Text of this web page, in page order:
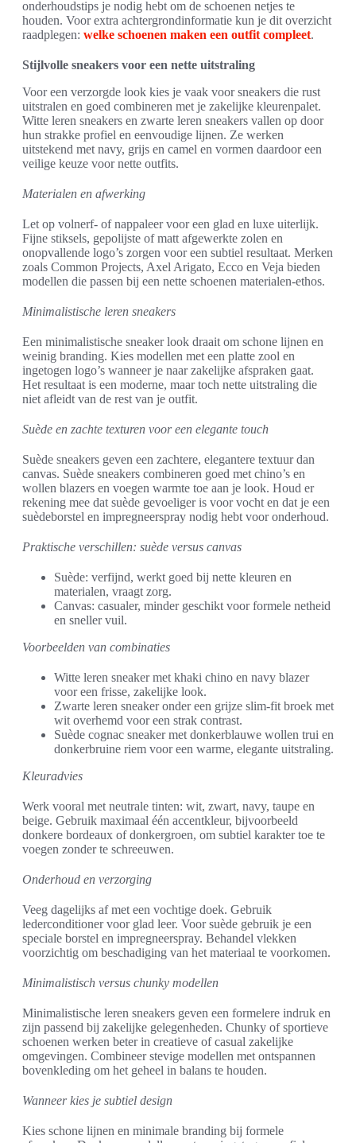
onderhoudstips je nodig hebt om de schoenen netjes te
houden. Voor extra achtergrondinformatie kun je dit overzicht
raadplegen: welke schoenen maken een outfit compleet.
Stijlvolle sneakers voor een nette uitstraling
Voor een verzorgde look kies je vaak voor sneakers die rust
uitstralen en goed combineren met je zakelijke kleurenpalet.
Witte leren sneakers en zwarte leren sneakers vallen op door
hun strakke profiel en eenvoudige lijnen. Ze werken
uitstekend met navy, grijs en camel en vormen daardoor een
veilige keuze voor nette outfits.
Materialen en afwerking
Let op volnerf- of nappaleer voor een glad en luxe uiterlijk.
Fijne stiksels, gepolijste of matt afgewerkte zolen en
onopvallende logo’s zorgen voor een subtiel resultaat. Merken
zoals Common Projects, Axel Arigato, Ecco en Veja bieden
modellen die passen bij een nette schoenen materialen-ethos.
Minimalistische leren sneakers
Een minimalistische sneaker look draait om schone lijnen en
weinig branding. Kies modellen met een platte zool en
ingetogen logo’s wanneer je naar zakelijke afspraken gaat.
Het resultaat is een moderne, maar toch nette uitstraling die
niet afleidt van de rest van je outfit.
Suède en zachte texturen voor een elegante touch
Suède sneakers geven een zachtere, elegantere textuur dan
canvas. Suède sneakers combineren goed met chino’s en
wollen blazers en voegen warmte toe aan je look. Houd er
rekening mee dat suède gevoeliger is voor vocht en dat je een
suèdeborstel en impregneerspray nodig hebt voor onderhoud.
Praktische verschillen: suède versus canvas
Suède: verfijnd, werkt goed bij nette kleuren en
materialen, vraagt zorg.
Canvas: casualer, minder geschikt voor formele netheid
en sneller vuil.
Voorbeelden van combinaties
Witte leren sneaker met khaki chino en navy blazer
voor een frisse, zakelijke look.
Zwarte leren sneaker onder een grijze slim-fit broek met
wit overhemd voor een strak contrast.
Suède cognac sneaker met donkerblauwe wollen trui en
donkerbruine riem voor een warme, elegante uitstraling.
Kleuradvies
Werk vooral met neutrale tinten: wit, zwart, navy, taupe en
beige. Gebruik maximaal één accentkleur, bijvoorbeeld
donkere bordeaux of donkergroen, om subtiel karakter toe te
voegen zonder te schreeuwen.
Onderhoud en verzorging
Veeg dagelijks af met een vochtige doek. Gebruik
lederconditioner voor glad leer. Voor suède gebruik je een
speciale borstel en impregneerspray. Behandel vlekken
voorzichtig om beschadiging van het materiaal te voorkomen.
Minimalistisch versus chunky modellen
Minimalistische leren sneakers geven een formelere indruk en
zijn passend bij zakelijke gelegenheden. Chunky of sportieve
schoenen werken beter in creatieve of casual zakelijke
omgevingen. Combineer stevige modellen met ontspannen
bovenkleding om het geheel in balans te houden.
Wanneer kies je subtiel design
Kies schone lijnen en minimale branding bij formele